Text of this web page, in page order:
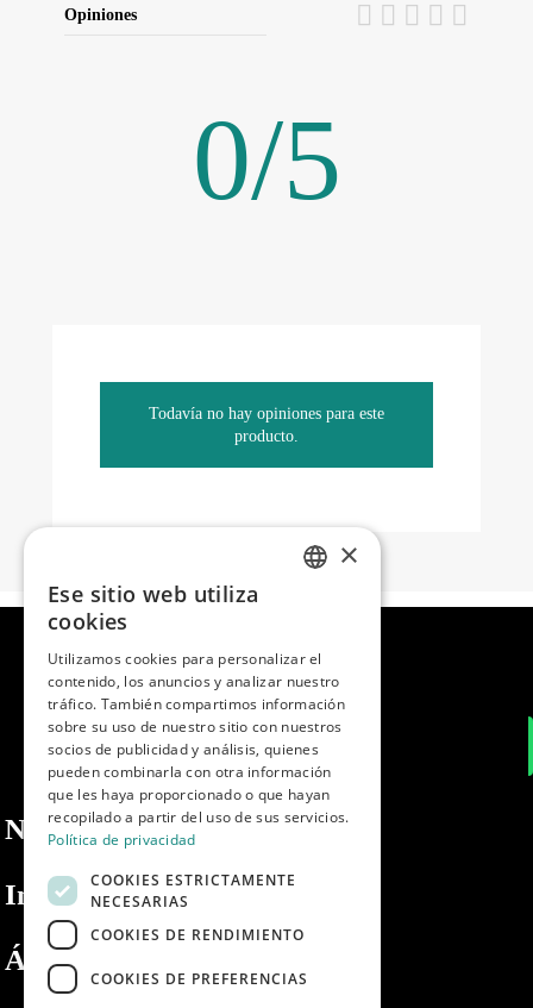
Opiniones
0/5
Todavía no hay opiniones para este
producto.
Nosotros
Información
Área privada
PORTUGUESE
×
Ese sitio web utiliza
cookies
Utilizamos cookies para personalizar el
contenido, los anuncios y analizar nuestro
tráfico. También compartimos información
sobre su uso de nuestro sitio con nuestros
socios de publicidad y análisis, quienes
pueden combinarla con otra información
que les haya proporcionado o que hayan
recopilado a partir del uso de sus servicios.
Política de privacidad
COOKIES ESTRICTAMENTE
NECESARIAS
COOKIES DE RENDIMIENTO
COOKIES DE PREFERENCIAS